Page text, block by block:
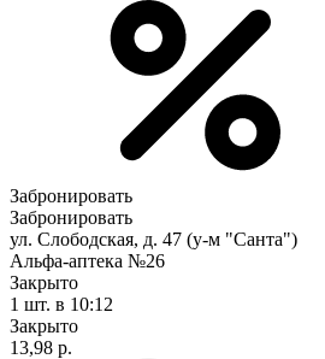
Забронировать
Забронировать
ул. Слободская, д. 47 (у-м "Санта")
Альфа-аптека №26
Закрыто
1 шт. в 10:12
Закрыто
13,98 р.